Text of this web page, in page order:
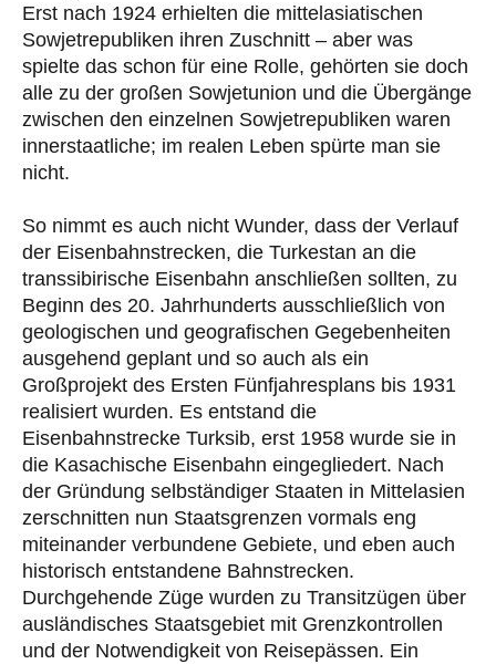
Erst nach 1924 erhielten die mittelasiatischen
Sowjetrepubliken ihren Zuschnitt – aber was
spielte das schon für eine Rolle, gehörten sie doch
alle zu der großen Sowjetunion und die Übergänge
zwischen den einzelnen Sowjetrepubliken waren
innerstaatliche; im realen Leben spürte man sie
nicht.
So nimmt es auch nicht Wunder, dass der Verlauf
der Eisenbahnstrecken, die Turkestan an die
transsibirische Eisenbahn anschließen sollten, zu
Beginn des 20. Jahrhunderts ausschließlich von
geologischen und geografischen Gegebenheiten
ausgehend geplant und so auch als ein
Großprojekt des Ersten Fünfjahresplans bis 1931
realisiert wurden. Es entstand die
Eisenbahnstrecke Turksib, erst 1958 wurde sie in
die Kasachische Eisenbahn eingegliedert. Nach
der Gründung selbständiger Staaten in Mittelasien
zerschnitten nun Staatsgrenzen vormals eng
miteinander verbundene Gebiete, und eben auch
historisch entstandene Bahnstrecken.
Durchgehende Züge wurden zu Transitzügen über
ausländisches Staatsgebiet mit Grenzkontrollen
und der Notwendigkeit von Reisepässen. Ein